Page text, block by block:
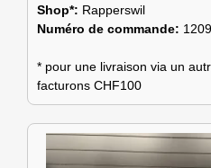
Shop*: Rapperswil
Numéro de commande:
* pour une livraison via un
facturons CHF100